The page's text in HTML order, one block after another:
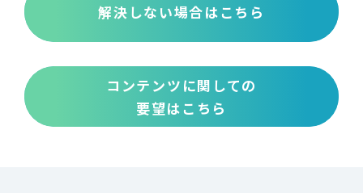
解決しない場合はこちら
コンテンツに関しての
要望はこちら